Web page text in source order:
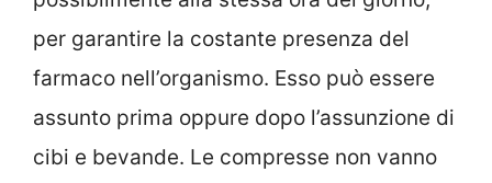
per garantire la costante presenza del
farmaco nell’organismo. Esso può essere
assunto prima oppure dopo l’assunzione di
cibi e bevande. Le compresse non vanno